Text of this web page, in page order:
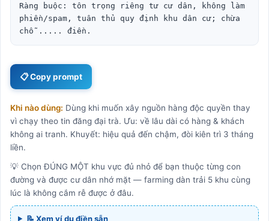
Ràng buộc: tôn trọng riêng tư cư dân, không làm
phiền/spam, tuân thủ quy định khu dân cư; chừa
chỗ ..... điền.
📋 Copy prompt
Khi nào dùng: Dùng khi muốn xây nguồn hàng độc quyền thay
vì chạy theo tin đăng đại trà. Ưu: về lâu dài có hàng & khách
không ai tranh. Khuyết: hiệu quả đến chậm, đòi kiên trì 3 tháng
liền.
💡 Chọn ĐÚNG MỘT khu vực đủ nhỏ để bạn thuộc từng con
đường và được cư dân nhớ mặt — farming dàn trải 5 khu cùng
lúc là không cắm rễ được ở đâu.
📝 Xem ví dụ điền sẵn